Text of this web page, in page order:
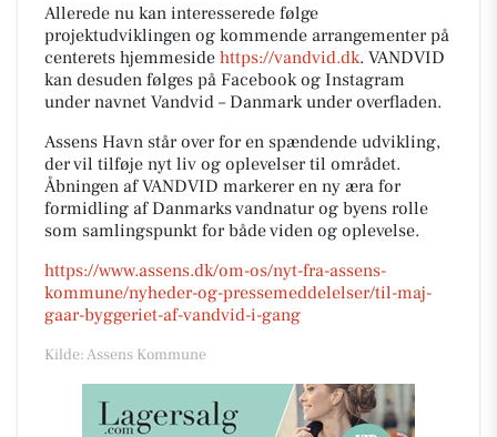
Allerede nu kan interesserede følge
projektudviklingen og kommende arrangementer på
centerets hjemmeside https://vandvid.dk. VANDVID
kan desuden følges på Facebook og Instagram
under navnet Vandvid – Danmark under overfladen.
Assens Havn står over for en spændende udvikling,
der vil tilføje nyt liv og oplevelser til området.
Åbningen af VANDVID markerer en ny æra for
formidling af Danmarks vandnatur og byens rolle
som samlingspunkt for både viden og oplevelse.
https://www.assens.dk/om-os/nyt-fra-assens-
kommune/nyheder-og-pressemeddelelser/til-maj-
gaar-byggeriet-af-vandvid-i-gang
Kilde: Assens Kommune